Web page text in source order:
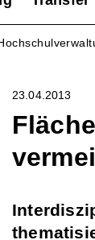
23.04.2013